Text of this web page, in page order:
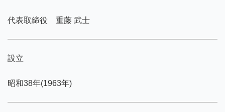
代表取締役 重藤 武士
設立
昭和38年(1963年)